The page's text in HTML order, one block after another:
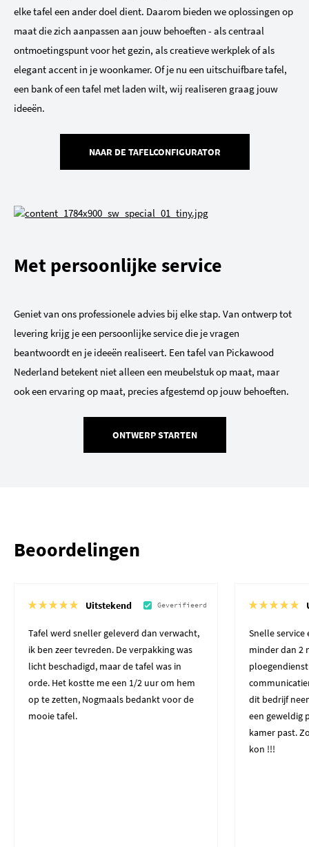
elke tafel een ander doel dient. Daarom bieden we oplossingen op
maat die zich aanpassen aan jouw behoeften - als centraal
ontmoetingspunt voor het gezin, als creatieve werkplek of als
elegant accent in je woonkamer. Of je nu een uitschuifbare tafel,
een bank of een tafel met laden wilt, wij realiseren graag jouw
ideeën.
NAAR DE TAFELCONFIGURATOR
Met persoonlijke service
Geniet van ons professionele advies bij elke stap. Van ontwerp tot
levering krijg je een persoonlijke service die je vragen
beantwoordt en je ideeën realiseert. Een tafel van Pickawood
Nederland betekent niet alleen een meubelstuk op maat, maar
ook een ervaring op maat, precies afgestemd op jouw behoeften.
ONTWERP STARTEN
Beoordelingen
Uitstekend Geverifieerd
Tafel werd sneller geleverd dan verwacht,
ik ben zeer tevreden. De verpakking was
licht beschadigd, maar de tafel was in
orde. Het kostte me een 1/2 uur om hem
op te zetten, Nogmaals bedankt voor de
mooie tafel.
Snelle service
minder dan 2
dit bedrijf
een geweldig
kamer past.
kon !!!